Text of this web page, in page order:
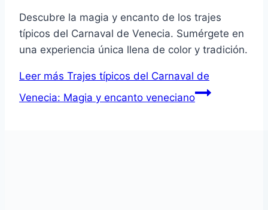
Descubre la magia y encanto de los trajes
típicos del Carnaval de Venecia. Sumérgete en
una experiencia única llena de color y tradición.
Leer más Trajes típicos del Carnaval de
Venecia: Magia y encanto veneciano